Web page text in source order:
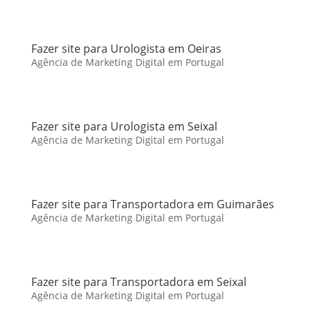
Fazer site para Urologista em Oeiras
Agência de Marketing Digital em Portugal
Fazer site para Urologista em Seixal
Agência de Marketing Digital em Portugal
Fazer site para Transportadora em Guimarães
Agência de Marketing Digital em Portugal
Fazer site para Transportadora em Seixal
Agência de Marketing Digital em Portugal